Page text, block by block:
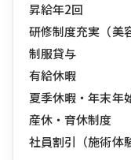
昇給年2回
研修制度充実（美
制服貸与
有給休暇
夏季休暇・年末年
産休・育休制度
社員割引（施術体